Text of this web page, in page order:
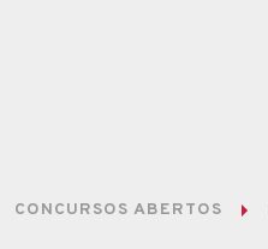
CONCURSOS ABERTOS